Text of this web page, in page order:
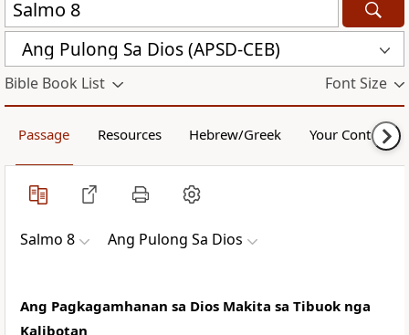
Ang Pulong Sa Dios (APSD-CEB)
Bible Book List Font Size
Passage Resources Hebrew/Greek Your Content
Salmo 8 Ang Pulong Sa Dios
Ang Pagkagamhanan sa Dios Makita sa Tibuok nga
Kalibotan